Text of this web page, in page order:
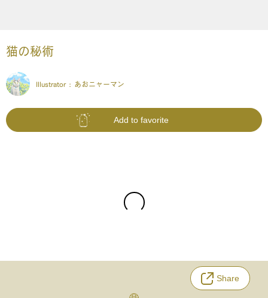
猫の秘術
Illustrator : あおニャーマン
Add to favorite
Share